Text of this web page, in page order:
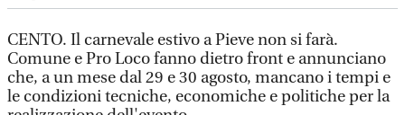
CENTO. Il carnevale estivo a Pieve non si farà.
Comune e Pro Loco fanno dietro front e annunciano
che, a un mese dal 29 e 30 agosto, mancano i tempi e
le condizioni tecniche, economiche e politiche per la